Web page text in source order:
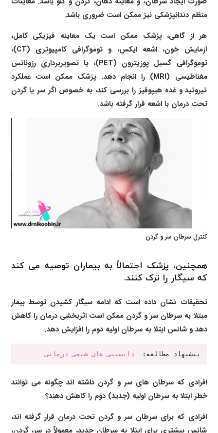
منظم دندانپزشکی نیز ممکن است ضروری باشد.
هر از گاهی، پزشک ممکن است یک معاینه فیزیکی کامل،
آزمایش خون، اشعه ایکس، و توموگرافی کامپیوتری (CT)،
توموگرافی گسیل پوزیترون (PET)، یا تصویربرداری رزونانس
مغناطیسی (MRI) را انجام دهد. پزشک ممکن است عملکرد
تیروئید و غده هیپوفیز را بررسی کند، به خصوص اگر سر یا گردن
تحت درمان با اشعه قرار گرفته باشد.
کنترل سرطان سر و گردن
همچنین، پزشک احتمالاً به بیماران توصیه می کند
که سیگار را ترک کنند.
تحقیقات نشان داده است که ادامه سیگار کشیدن توسط بیمار
مبتلا به سرطان سر و گردن ممکن است اثربخشی درمان را کاهش
دهد و شانس ابتلا به سرطان اولیه دوم را افزایش دهد.
پیشنهاد مطالعه: دانستنی های شیمی درمانی
افرادی که سرطان های سر و گردن داشته اند چگونه می توانند
خطر ابتلا به سرطان اولیه (جدید) دوم را کاهش دهند؟
افرادی که برای سرطان سر و گردن تحت درمان قرار گرفته اند،
شانس بیشتری برای ابتلا به سرطان جدید، معمولاً در سر، گردن،